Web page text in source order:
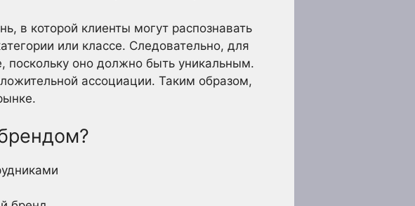
в которой клиенты могут распознавать
или классе. Следовательно, для
оно должно быть уникальным.
ассоциации. Таким образом,